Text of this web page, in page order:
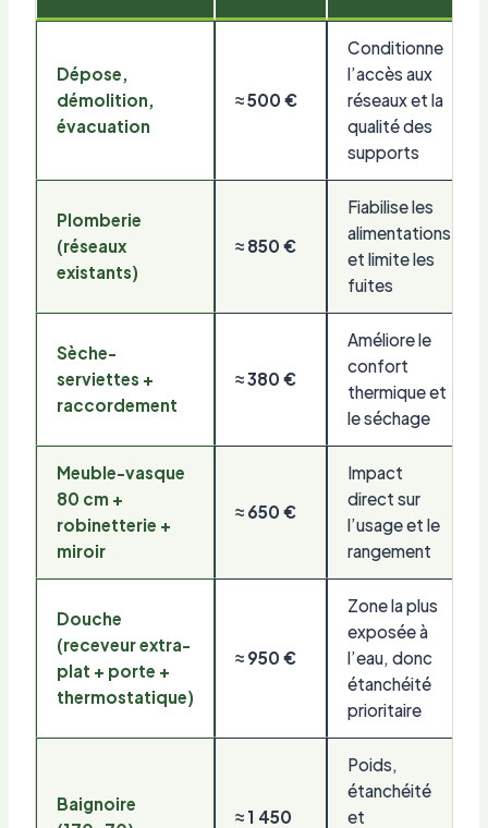
Dépose,
démolition,
évacuation
≈ 500 €
Conditionne
l’accès aux
réseaux et la
qualité des
supports
Plomberie
(réseaux
existants)
≈ 850 €
Fiabilise les
alimentations
et limite les
fuites
Sèche-
serviettes +
raccordement
≈ 380 €
Améliore le
confort
thermique et
le séchage
Meuble-vasque
80 cm +
robinetterie +
miroir
≈ 650 €
Impact
direct sur
l’usage et le
rangement
Douche
(receveur extra-
plat + porte +
thermostatique)
≈ 950 €
Zone la plus
exposée à
l’eau, donc
étanchéité
prioritaire
Baignoire
≈ 1 450
Poids,
étanchéité
et